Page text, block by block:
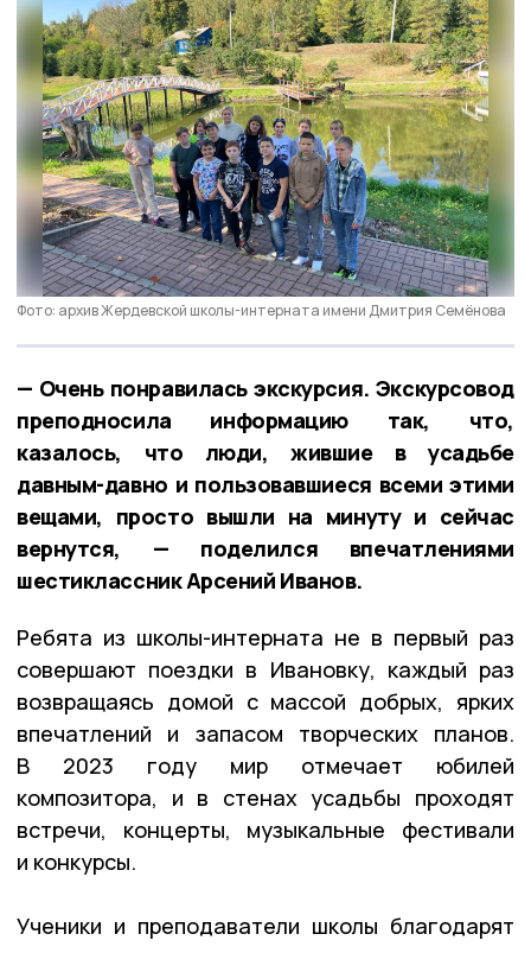
Фото: архив Жердевской школы-интерната имени Дмитрия Семëнова
— Очень понравилась экскурсия. Экскурсовод
преподносила информацию так, что,
казалось, что люди, жившие в усадьбе
давным-давно и пользовавшиеся всеми этими
вещами, просто вышли на минуту и сейчас
вернутся, — поделился впечатлениями
шестиклассник Арсений Иванов.
Ребята из школы-интерната не в первый раз
совершают поездки в Ивановку, каждый раз
возвращаясь домой с массой добрых, ярких
впечатлений и запасом творческих планов.
В 2023 году мир отмечает юбилей
композитора, и в стенах усадьбы проходят
встречи, концерты, музыкальные фестивали
и конкурсы.
Ученики и преподаватели школы благодарят